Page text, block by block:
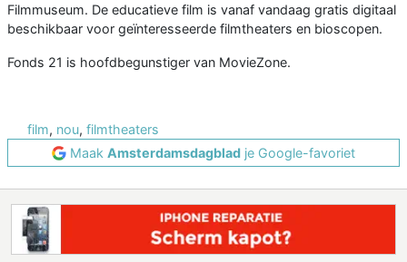
Filmmuseum. De educatieve film is vanaf vandaag gratis digitaal
beschikbaar voor geïnteresseerde filmtheaters en bioscopen.
Fonds 21 is hoofdbegunstiger van MovieZone.
film, nou, filmtheaters
Maak Amsterdamsdagblad je Google-favoriet